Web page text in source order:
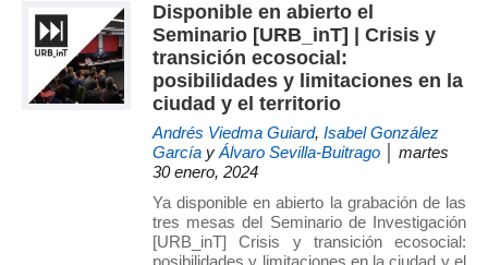
(GIAU+S)
de
Universidad
Disponible en abierto el
Seminario [URB_inT] | Crisis y
transición ecosocial:
posibilidades y limitaciones en la
ciudad y el territorio
Andrés Viedma Guiard, Isabel González
García y Álvaro Sevilla-Buitrago │ martes
30 enero, 2024
Ya disponible en abierto la grabación de las
tres mesas del Seminario de Investigación
[URB_inT] Crisis y transición ecosocial: